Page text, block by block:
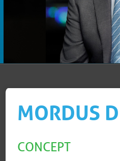
MORDUS
CONCEPT